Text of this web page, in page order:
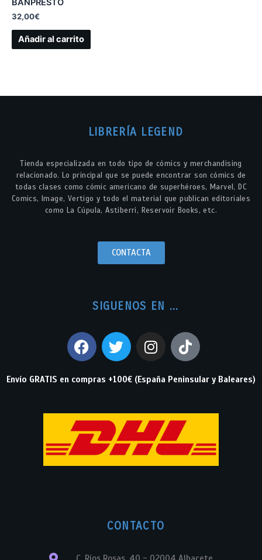
BANPRESTO
32,00€
Añadir al carrito
LIBRERÍA LEGEND
Tienda especializada en todo tipo de cómics y merchandising
relacionado. Lo principal que se puede encontrar son cómics de
todas clases como cómic americano de superhéroes, Marvel, DC
Comics, Image, Vertigo y todo el material que publican editoriales
como La Cúpula, Astiberri, Reservoir Books, etc.
CONTACTA
SIGUENOS EN ...
Envío GRATIS en compras +100€ (España Peninsular y Baleares)
CONTACTO